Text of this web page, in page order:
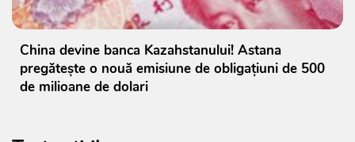
China devine banca Kazahstanului! Astana
pregătește o nouă emisiune de obligațiuni de 500
de milioane de dolari